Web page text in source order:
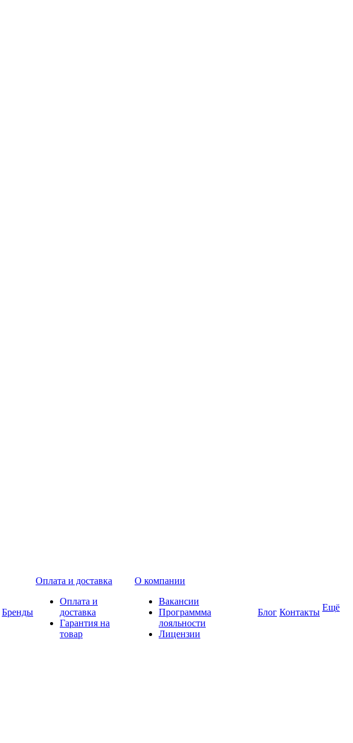
Бренды
Оплата и доставка
Оплата и
доставка
Гарантия на
товар
О компании
Вакансии
Программма
лояльности
Лицензии
Блог Контакты Ещё